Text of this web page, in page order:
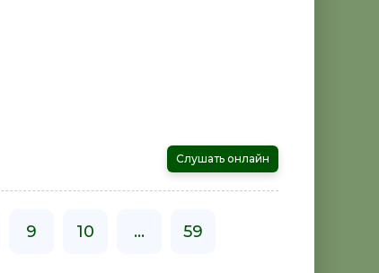
Слушать онлайн
9 10 ... 59